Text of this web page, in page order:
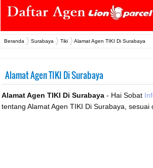
Beranda Surabaya Tiki Alamat Agen TIKI Di Surabaya
Alamat Agen TIKI Di Surabaya
Alamat Agen TIKI Di Surabaya - Hai Sobat
tentang Alamat Agen TIKI Di Surabaya, sesuai